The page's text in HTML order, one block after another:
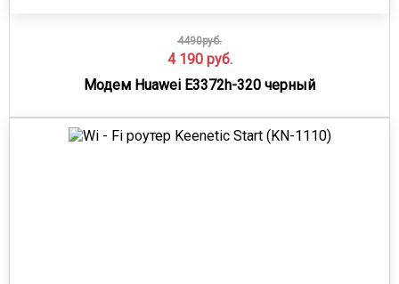
4490руб.
4 190 руб.
Модем Huawei E3372h-320 черный